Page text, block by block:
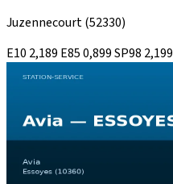
Juzennecourt(52330)
E10 2,189 E850,899SP98 2,199